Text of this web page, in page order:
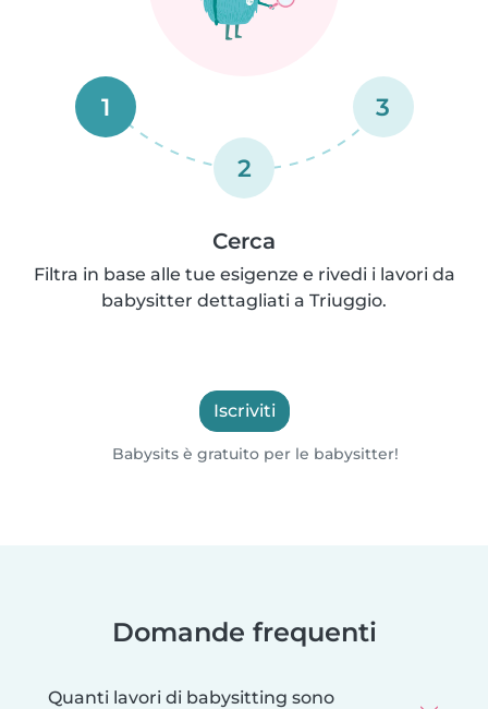
1
2
3
Cerca
Filtra in base alle tue esigenze e rivedi i lavori da
babysitter dettagliati a Triuggio.
Iscriviti
Babysits è gratuito per le babysitter!
Domande frequenti
Quanti lavori di babysitting sono